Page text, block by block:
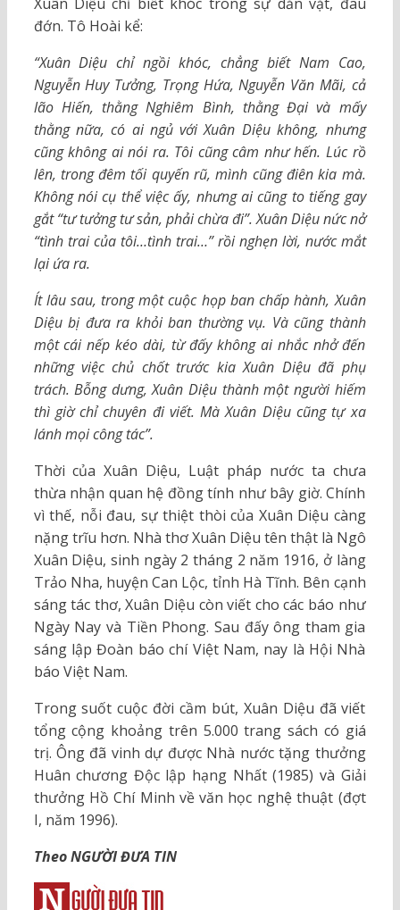
đớn. Tô Hoài kể:
“Xuân Diệu chỉ ngồi khóc, chẳng biết Nam Cao,
Nguyễn Huy Tưởng, Trọng Hứa, Nguyễn Văn Mãi, cả
lão Hiến, thằng Nghiêm Bình, thằng Đại và mấy
thằng nữa, có ai ngủ với Xuân Diệu không, nhưng
cũng không ai nói ra. Tôi cũng câm như hến. Lúc rồ
lên, trong đêm tối quyến rũ, mình cũng điên kia mà.
Không nói cụ thể việc ấy, nhưng ai cũng to tiếng gay
gắt “tư tưởng tư sản, phải chừa đi”. Xuân Diệu nức nở
“tình trai của tôi…tình trai…” rồi nghẹn lời, nước mắt
lại ứa ra.
Ít lâu sau, trong một cuộc họp ban chấp hành, Xuân
Diệu bị đưa ra khỏi ban thường vụ. Và cũng thành
một cái nếp kéo dài, từ đấy không ai nhắc nhở đến
những việc chủ chốt trước kia Xuân Diệu đã phụ
trách. Bỗng dưng, Xuân Diệu thành một người hiếm
thì giờ chỉ chuyên đi viết. Mà Xuân Diệu cũng tự xa
lánh mọi công tác”.
Thời của Xuân Diệu, Luật pháp nước ta chưa
thừa nhận quan hệ đồng tính như bây giờ. Chính
vì thế, nỗi đau, sự thiệt thòi của Xuân Diệu càng
nặng trĩu hơn. Nhà thơ Xuân Diệu tên thật là Ngô
Xuân Diệu, sinh ngày 2 tháng 2 năm 1916, ở làng
Trảo Nha, huyện Can Lộc, tỉnh Hà Tĩnh. Bên cạnh
sáng tác thơ, Xuân Diệu còn viết cho các báo như
Ngày Nay và Tiền Phong. Sau đấy ông tham gia
sáng lập Đoàn báo chí Việt Nam, nay là Hội Nhà
báo Việt Nam.
Trong suốt cuộc đời cầm bút, Xuân Diệu đã viết
tổng cộng khoảng trên 5.000 trang sách có giá
trị. Ông đã vinh dự được Nhà nước tặng thưởng
Huân chương Độc lập hạng Nhất (1985) và Giải
thưởng Hồ Chí Minh về văn học nghệ thuật (đợt
I, năm 1996).
Theo NGƯỜI ĐƯA TIN